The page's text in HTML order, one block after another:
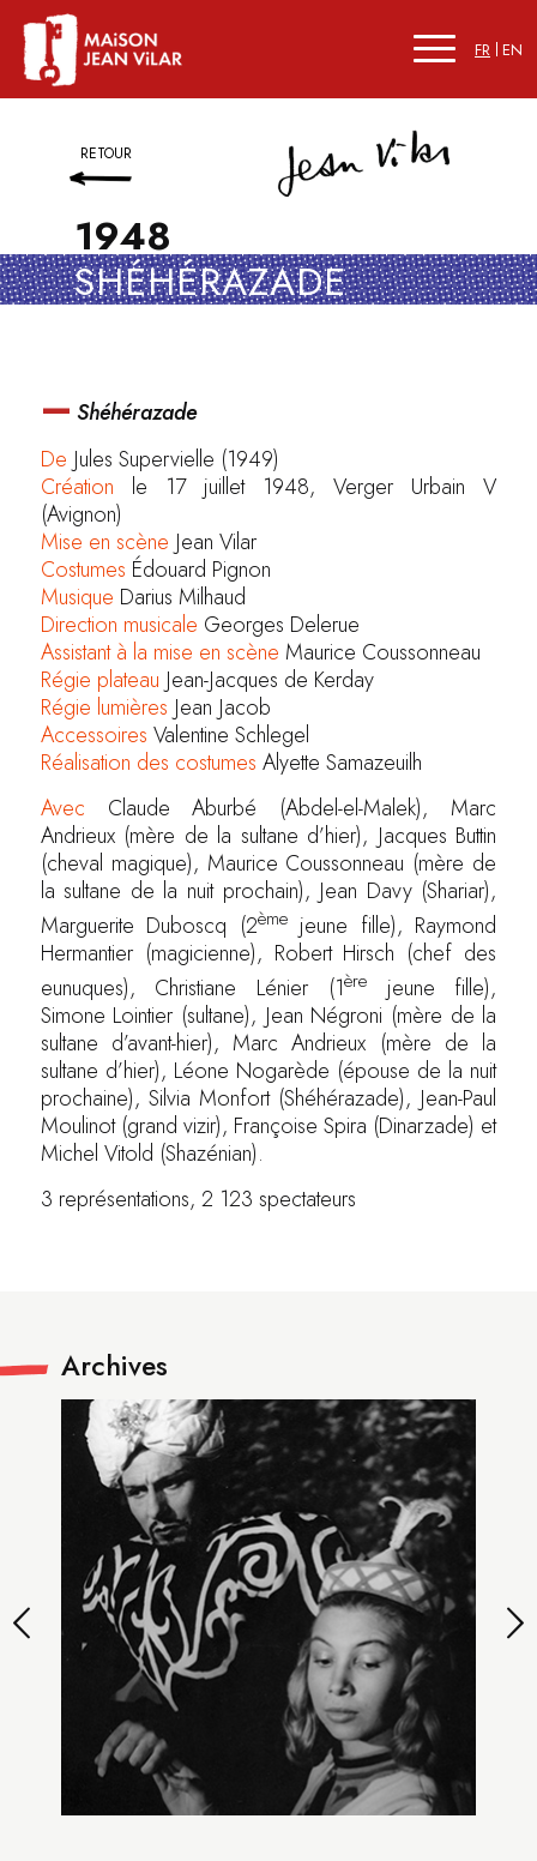
FR EN
RETOUR
1948
SHÉHÉRAZADE
– Shéhérazade
De Jules Supervielle (1949)
Création le 17 juillet 1948, Verger Urbain V
(Avignon)
Mise en scène Jean Vilar
Costumes Édouard Pignon
Musique Darius Milhaud
Direction musicale Georges Delerue
Assistant à la mise en scène Maurice Coussonneau
Régie plateau Jean-Jacques de Kerday
Régie lumières Jean Jacob
Accessoires Valentine Schlegel
Réalisation des costumes Alyette Samazeuilh
Avec Claude Aburbé (Abdel-el-Malek), Marc
Andrieux (mère de la sultane d’hier), Jacques Buttin
(cheval magique), Maurice Coussonneau (mère de
la sultane de la nuit prochain), Jean Davy (Shariar),
Marguerite Duboscq (2èmejeune fille), Raymond
Hermantier (magicienne), Robert Hirsch (chef des
eunuques), Christiane Lénier (1èrejeune fille),
Simone Lointier (sultane), Jean Négroni (mère de la
sultane d’avant-hier), Marc Andrieux (mère de la
sultane d’hier), Léone Nogarède (épouse de la nuit
prochaine), Silvia Monfort (Shéhérazade), Jean-Paul
Moulinot (grand vizir), Françoise Spira (Dinarzade) et
Michel Vitold (Shazénian).
3 représentations, 2 123 spectateurs
Archives